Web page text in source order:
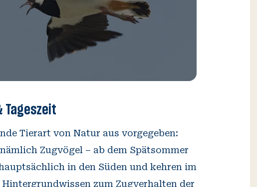
Tageszeit
Tierart von Natur aus vorgegeben:
Zugvögel – ab dem Spätsommer
in den Süden und kehren im
zum Zugverhalten der